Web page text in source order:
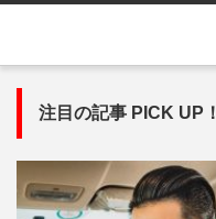
注目の記事 PICK UP！